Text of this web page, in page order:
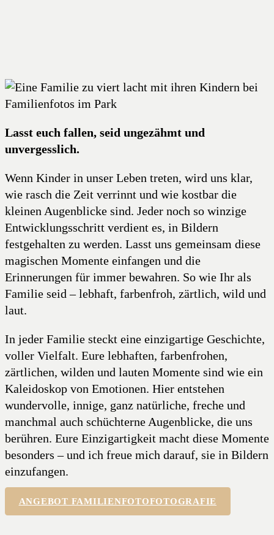
Lasst euch fallen, seid ungezähmt und
unvergesslich.
Wenn Kinder in unser Leben treten, wird uns klar,
wie rasch die Zeit verrinnt und wie kostbar die
kleinen Augenblicke sind. Jeder noch so winzige
Entwicklungsschritt verdient es, in Bildern
festgehalten zu werden. Lasst uns gemeinsam diese
magischen Momente einfangen und die
Erinnerungen für immer bewahren. So wie Ihr als
Familie seid – lebhaft, farbenfroh, zärtlich, wild und
laut.
In jeder Familie steckt eine einzigartige Geschichte,
voller Vielfalt. Eure lebhaften, farbenfrohen,
zärtlichen, wilden und lauten Momente sind wie ein
Kaleidoskop von Emotionen. Hier entstehen
wundervolle, innige, ganz natürliche, freche und
manchmal auch schüchterne Augenblicke, die uns
berühren. Eure Einzigartigkeit macht diese Momente
besonders – und ich freue mich darauf, sie in Bildern
einzufangen.
ANGEBOT FAMILIENFOTOFOTOGRAFIE